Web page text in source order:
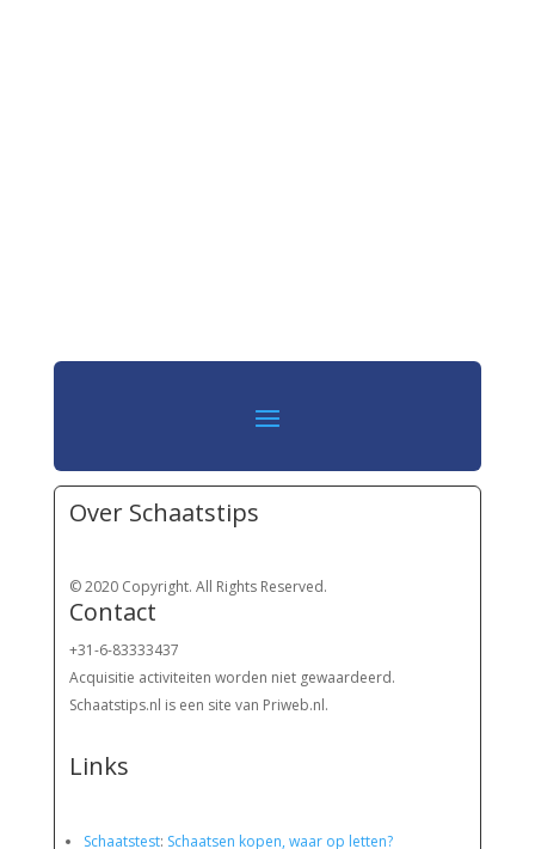
Over Schaatstips
© 2020 Copyright. All Rights Reserved.
Contact
+31-6-83333437
Acquisitie activiteiten worden niet gewaardeerd.
Schaatstips.nl is een site van Priweb.nl.
Links
Schaatstest: Schaatsen kopen, waar op letten?